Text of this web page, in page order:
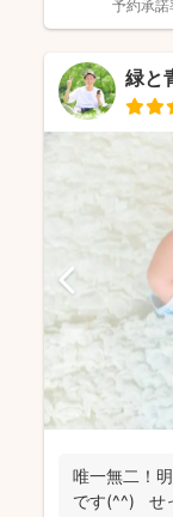
予約承諾
緑と
唯一無二！
です(^^) せ